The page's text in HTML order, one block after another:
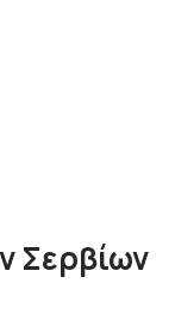
Σερβίων